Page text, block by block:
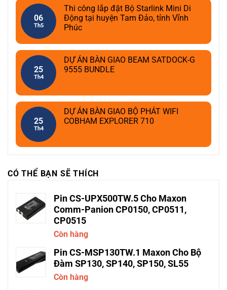
06
Th5
Thi công lắp đặt Bộ Starlink Mini Di
Động tại huyện Tam Đảo, tỉnh Vĩnh
Phúc
25
Th4
DỰ ÁN BÀN GIAO BEAM SATDOCK-G
9555 BUNDLE
25
Th4
DỰ ÁN BÀN GIAO BỘ PHÁT WIFI
COBHAM EXPLORER 710
CÓ THỂ BẠN SẼ THÍCH
Pin CS-UPX500TW.5 Cho Maxon
Comm-Panion CP0150, CP0511,
CP0515
Còn hàng
Pin CS-MSP130TW.1 Maxon Cho Bộ
Đàm SP130, SP140, SP150, SL55
Còn hàng